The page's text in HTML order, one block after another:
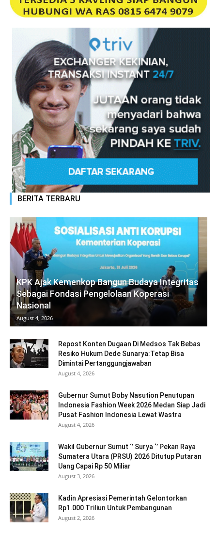
BERITA TERBARU
KPK Ajak Kemenkop Bangun Budaya Integritas
Sebagai Fondasi Pengelolaan Koperasi
Nasional
August 4, 2026
Repost Konten Dugaan Di Medsos Tak Bebas
Resiko Hukum Dede Sunarya:Tetap Bisa
Dimintai Pertanggungjawaban
August 4, 2026
Gubernur Sumut Boby Nasution Penutupan
Indonesia Fashion Week 2026 Medan Siap Jadi
Pusat Fashion Indonesia Lewat Wastra
August 4, 2026
Wakil Gubernur Sumut ‘’ Surya ‘’ Pekan Raya
Sumatera Utara (PRSU) 2026 Ditutup Putaran
Uang Capai Rp 50 Miliar
August 3, 2026
Kadin Apresiasi Pemerintah Gelontorkan
Rp1.000 Triliun Untuk Pembangunan
August 2, 2026